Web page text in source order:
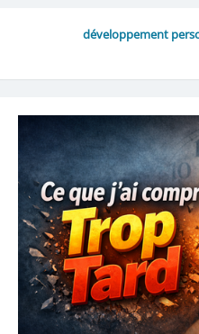
développement